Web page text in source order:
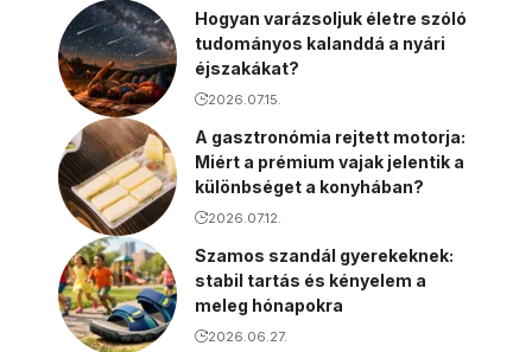
Hogyan varázsoljuk életre szóló
tudományos kalanddá a nyári
éjszakákat?
2026.07.15.
A gasztronómia rejtett motorja:
Miért a prémium vajak jelentik a
különbséget a konyhában?
2026.07.12.
Szamos szandál gyerekeknek:
stabil tartás és kényelem a
meleg hónapokra
2026.06.27.